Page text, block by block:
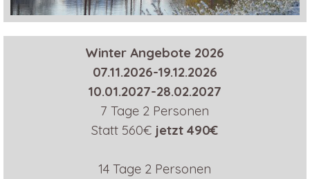
Winter Angebote 2026
07.11.2026-19.12.2026
10.01.2027-28.02.2027
7 Tage 2 Personen
Statt 560€ jetzt 490€
14 Tage 2 Personen